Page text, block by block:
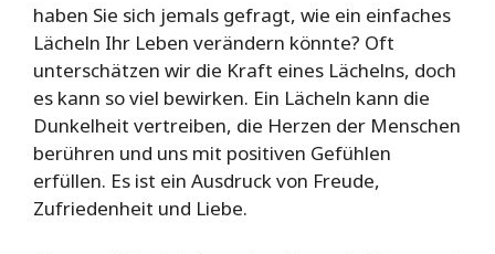
haben Sie sich jemals gefragt, wie ein einfaches
Lächeln Ihr Leben verändern könnte? Oft
unterschätzen wir die Kraft eines Lächelns, doch
es kann so viel bewirken. Ein Lächeln kann die
Dunkelheit vertreiben, die Herzen der Menschen
berühren und uns mit positiven Gefühlen
erfüllen. Es ist ein Ausdruck von Freude,
Zufriedenheit und Liebe.